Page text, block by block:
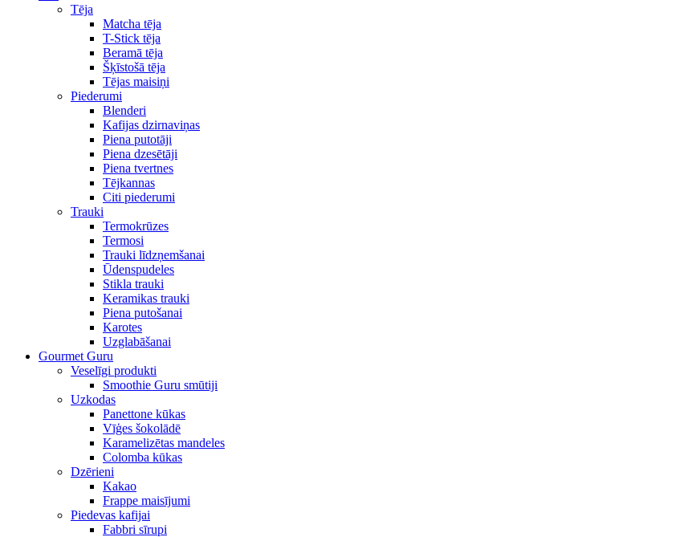
Tēja
Matcha tēja
T-Stick tēja
Beramā tēja
Šķīstošā tēja
Tējas maisiņi
Piederumi
Blenderi
Kafijas dzirnaviņas
Piena putotāji
Piena dzesētāji
Piena tvertnes
Tējkannas
Citi piederumi
Trauki
Termokrūzes
Termosi
Trauki līdzņemšanai
Ūdenspudeles
Stikla trauki
Keramikas trauki
Piena putošanai
Karotes
Uzglabāšanai
Gourmet Guru
Veselīgi produkti
Smoothie Guru smūtiji
Uzkodas
Panettone kūkas
Vīģes šokolādē
Karamelizētas mandeles
Colomba kūkas
Dzērieni
Kakao
Frappe maisījumi
Piedevas kafijai
Fabbri sīrupi